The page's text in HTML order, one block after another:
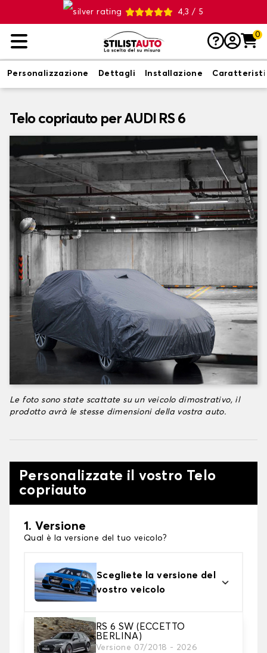
4,3 / 5
0
Personalizzazione Dettagli Installazione
Telo copriauto per AUDI RS 6
Le foto sono state scattate su un veicolo dimostrativo, il
prodotto avrà le stesse dimensioni della vostra auto.
Personalizzate il vostro Telo
copriauto
1. Versione
Qual è la versione del tuo veicolo?
Scegliete la versione del
vostro veicolo
RS 6 SW (ECCETTO
BERLINA)
Versione 07/2018 - 2026
2. Livello di protezione
Scegli il telo protettivo adatto alle tue esigenze